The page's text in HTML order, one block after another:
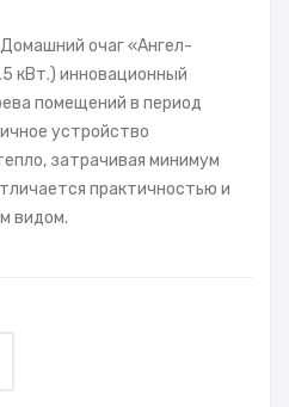
очаг «Ангел-
кВт.) инновационный
помещений в период
устройство
затрачивая минимум
практичностью и
видом.